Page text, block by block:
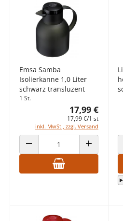
Emsa Samba
Isolierkanne 1,0 Liter
schwarz transluzent
1 St.
17,99 €
17,99 €/1 st
inkl. MwSt., zzgl. Versand
ANZAHL VERRINGERN ANZAHL